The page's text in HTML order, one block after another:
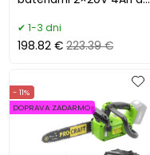
1-3 dni
198.82 € 223.39 €
- 11%
DOPRAVA ZADARMO